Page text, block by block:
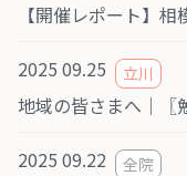
2025 09.25 立川
2025 09.22 全院